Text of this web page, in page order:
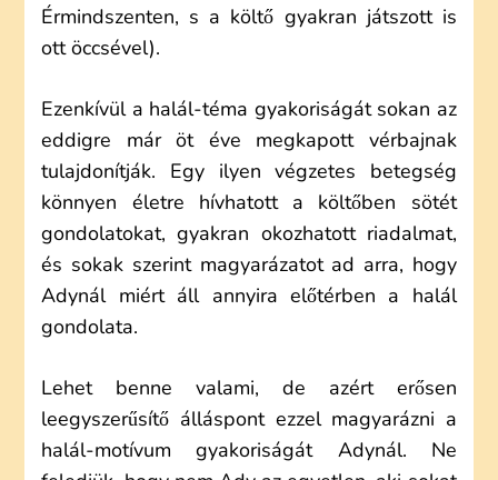
Érmindszenten, s a költő gyakran játszott is
ott öccsével).
Ezenkívül a halál-téma gyakoriságát sokan az
eddigre már öt éve megkapott vérbajnak
tulajdonítják. Egy ilyen végzetes betegség
könnyen életre hívhatott a költőben sötét
gondolatokat, gyakran okozhatott riadalmat,
és sokak szerint magyarázatot ad arra, hogy
Adynál miért áll annyira előtérben a halál
gondolata.
Lehet benne valami, de azért erősen
leegyszerűsítő álláspont ezzel magyarázni a
halál-motívum gyakoriságát Adynál. Ne